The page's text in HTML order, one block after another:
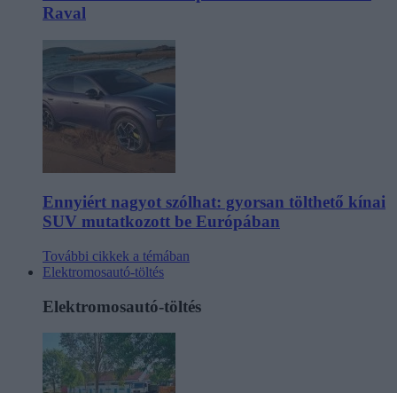
Raval
Ennyiért nagyot szólhat: gyorsan tölthető kínai
SUV mutatkozott be Európában
További cikkek a témában
Elektromosautó-töltés
Elektromosautó-töltés